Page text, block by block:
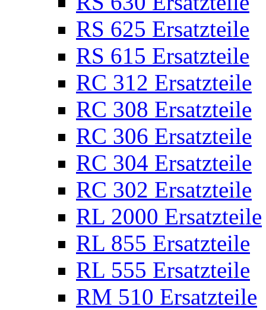
RS 625 Ersatzteile
RS 615 Ersatzteile
RC 312 Ersatzteile
RC 308 Ersatzteile
RC 306 Ersatzteile
RC 304 Ersatzteile
RC 302 Ersatzteile
RL 2000 Ersatzteile
RL 855 Ersatzteile
RL 555 Ersatzteile
RM 510 Ersatzteile